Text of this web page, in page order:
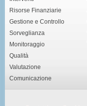
Risorse Finanziarie
Gestione e Controllo
Sorveglianza
Monitoraggio
Qualità
Valutazione
Comunicazione